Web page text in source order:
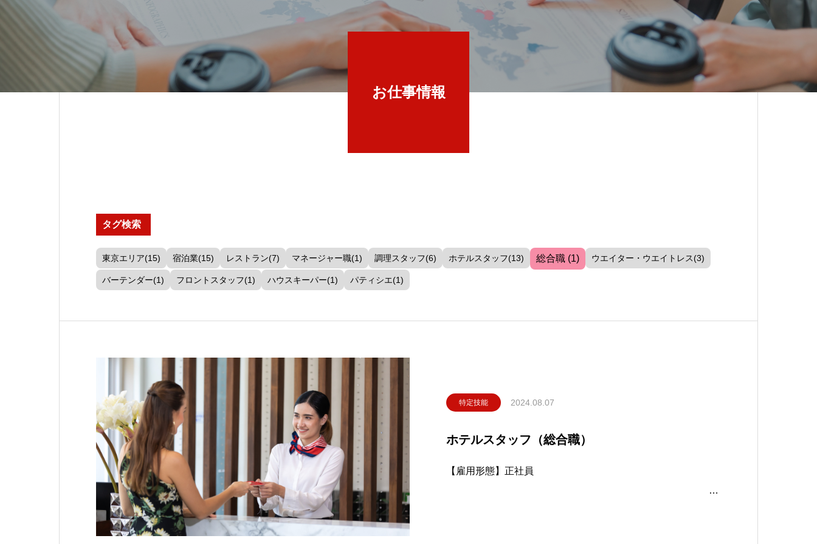
お仕事情報
タグ検索
東京エリア(15) 宿泊業(15) レストラン(7) マネージャー職(1) 調理スタッフ(6) ホテルスタッフ(13) 総合職 (1) ウエイター・ウエイトレス(3)
バーテンダー(1) フロントスタッフ(1) ハウスキーパー(1) パティシエ(1)
特定技能 2024.08.07
ホテルスタッフ（総合職）
【雇用形態】正社員